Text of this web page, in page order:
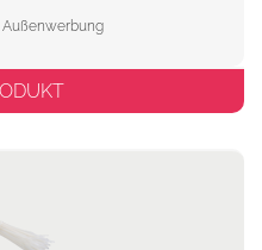
Außenwerbung